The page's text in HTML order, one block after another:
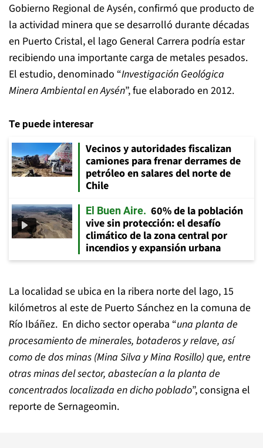
Gobierno Regional de Aysén, confirmó que producto de
la actividad minera que se desarrolló durante décadas
en Puerto Cristal, el lago General Carrera podría estar
recibiendo una importante carga de metales pesados.
El estudio, denominado “Investigación Geológica
Minera Ambiental en Aysén”, fue elaborado en 2012.
Te puede interesar
Vecinos y autoridades fiscalizan
camiones para frenar derrames de
petróleo en salares del norte de
Chile
El Buen Aire
60% de la población
vive sin protección: el desafío
climático de la zona central por
incendios y expansión urbana
La localidad se ubica en la ribera norte del lago, 15
kilómetros al este de Puerto Sánchez en la comuna de
Río Ibáñez. En dicho sector operaba “una planta de
procesamiento de minerales, botaderos y relave, así
como de dos minas (Mina Silva y Mina Rosillo) que, entre
otras minas del sector, abastecían a la planta de
concentrados localizada en dicho poblado”, consigna el
reporte de Sernageomin.